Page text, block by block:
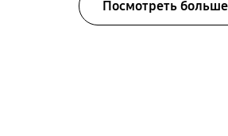
Посмотреть больше